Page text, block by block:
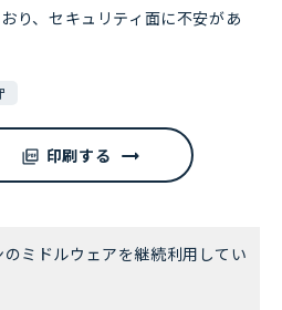
り、セキュリティ面に不安があ
印刷する
ミドルウェアを継続利用してい